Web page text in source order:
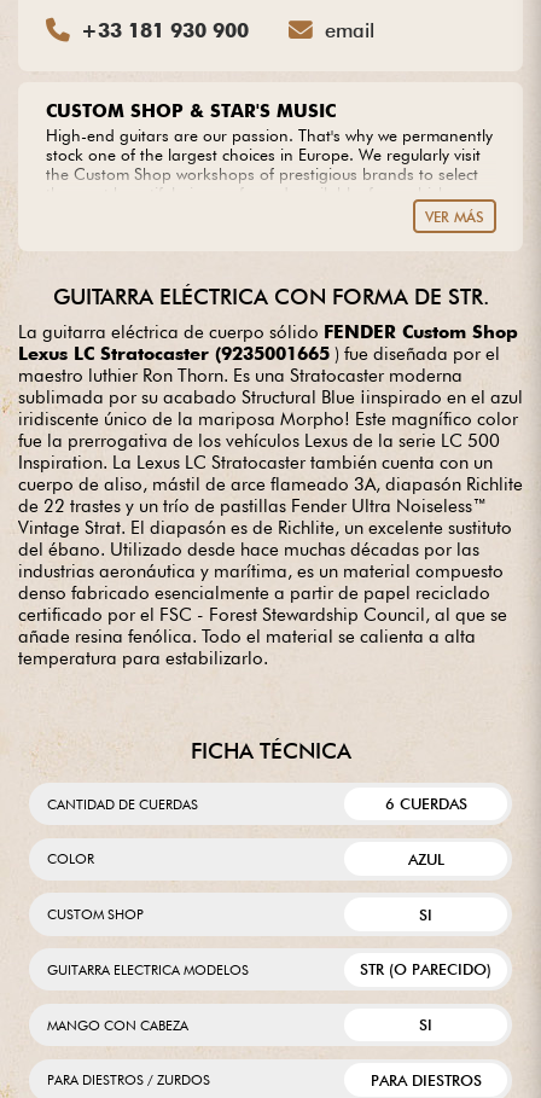
CUSTOM SHOP & STAR'S MUSIC
High-end guitars are our passion. That's why we permanently
stock one of the largest choices in Europe. We regularly visit
the Custom Shop workshops of prestigious brands to select
the most beautiful pieces of wood available, from which we
create our own models. Do you dream of an extraordinary
guitar? Entrust us with your project with complete peace of
VER MÁS
+33 181 930 900 email
GUITARRA ELÉCTRICA CON FORMA DE STR.
La guitarra eléctrica de cuerpo sólido FENDER Custom Shop
Lexus LC Stratocaster (9235001665 ) fue diseñada por el
maestro luthier Ron Thorn. Es una Stratocaster moderna
sublimada por su acabado Structural Blue ¡inspirado en el azul
iridiscente único de la mariposa Morpho! Este magnífico color
fue la prerrogativa de los vehículos Lexus de la serie LC 500
Inspiration. La Lexus LC Stratocaster también cuenta con un
cuerpo de aliso, mástil de arce flameado 3A, diapasón Richlite
de 22 trastes y un trío de pastillas Fender Ultra Noiseless™
Vintage Strat. El diapasón es de Richlite, un excelente sustituto
del ébano. Utilizado desde hace muchas décadas por las
industrias aeronáutica y marítima, es un material compuesto
denso fabricado esencialmente a partir de papel reciclado
certificado por el FSC - Forest Stewardship Council, al que se
añade resina fenólica. Todo el material se calienta a alta
temperatura para estabilizarlo.
FICHA TÉCNICA
CANTIDAD DE CUERDAS 6 CUERDAS
COLOR AZUL
CUSTOM SHOP SI
GUITARRA ELECTRICA MODELOS STR (O PARECIDO)
MANGO CON CABEZA SI
PARA DIESTROS / ZURDOS PARA DIESTROS